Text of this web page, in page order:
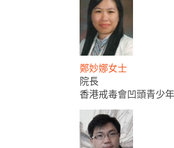
鄭妙娜女士
院長
香港戒毒會凹頭青少